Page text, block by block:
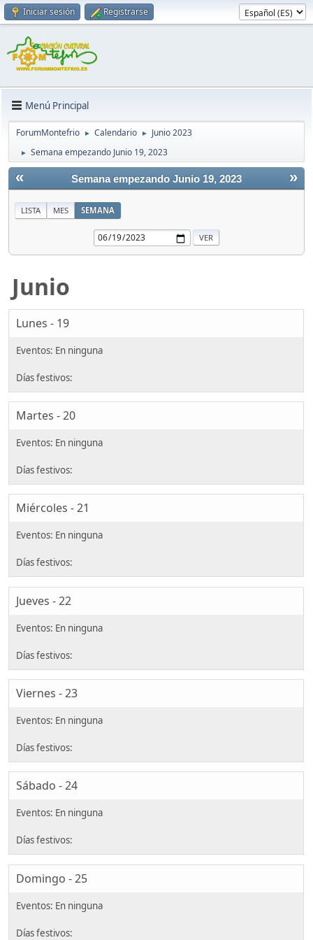
Iniciar sesión Registrarse
Menú Principal
ForumMontefrio ► Calendario ► Junio 2023
► Semana empezando Junio 19, 2023
« »
Semana empezando Junio 19, 2023
LISTA MES SEMANA
Junio
Lunes - 19
Martes - 20
Miércoles - 21
Jueves - 22
Viernes - 23
Sábado - 24
Domingo - 25